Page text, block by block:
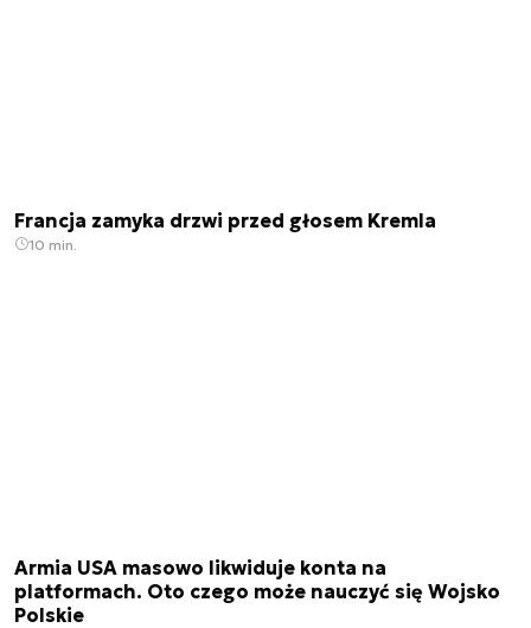
Francja zamyka drzwi przed głosem Kremla
10 min.
Armia USA masowo likwiduje konta na
platformach. Oto czego może nauczyć się Wojsko
Polskie